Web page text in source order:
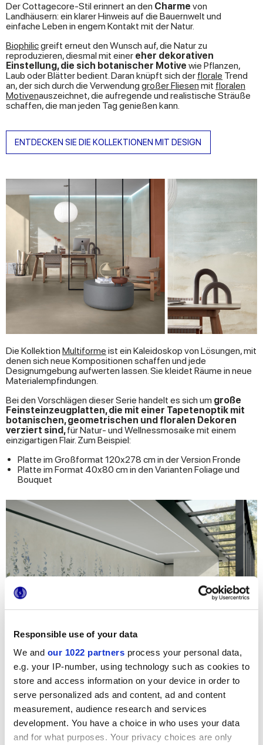
Responsible use of your data
We and our 1022 partners process your personal data,
e.g. your IP-number, using technology such as cookies to
store and access information on your device in order to
serve personalized ads and content, ad and content
measurement, audience research and services
development. You have a choice in who uses your data
and for what purposes. Your privacy choices are only
Der Cottagecore-Stil erinnert an den Charme von
Landhäusern: ein klarer Hinweis auf die Bauernwelt und
einfache Leben in engem Kontakt mit der Natur.
Biophilicgreift erneut den Wunsch auf, die Natur zu
reproduzieren, diesmal mit einer eher dekorativen
Einstellung, die sich botanischer Motive wie Pflanzen,
Laub oder Blätter bedient. Daran knüpft sich der florale Trend
an, der sich durch die Verwendung großer Fliesen mit floralen
Motivenauszeichnet, die aufregende und realistische Sträuße
schaffen, die man jeden Tag genießen kann.
ENTDECKEN SIE DIE KOLLEKTIONEN MIT DESIGN
Die Kollektion Multiforme ist ein Kaleidoskop von Lösungen, mit
denen sich neue Kompositionen schaffen und jede
Designumgebung aufwerten lassen. Sie kleidet Räume in neue
Materialempfindungen.
Bei den Vorschlägen dieser Serie handelt es sich um große
Feinsteinzeugplatten, die mit einer Tapetenoptik mit
botanischen, geometrischen und floralen Dekoren
verziert sind,für Natur- und Wellnessmosaike mit einem
einzigartigen Flair. Zum Beispiel:
Platte im Großformat 120x278 cm in der Version Fronde
Platte im Format 40x80 cm in den Varianten Foliage und
Bouquet
Zudem:
Neben der natürlichen Oberfläche gibt es auch eine Grip-
Oberfläche, die eine hervorragende Rutschfestigkeit für